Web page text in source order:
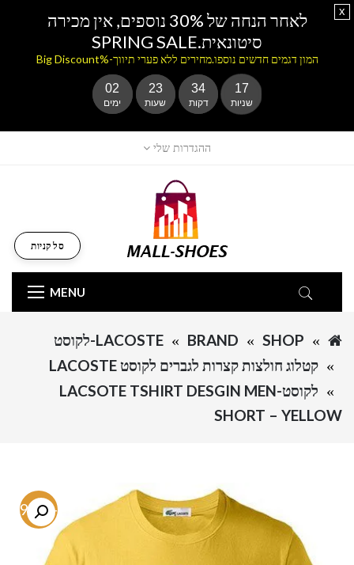
ההגדרות שלי
MENU
סל קניות
SHOP
BRAND
LACOSTE-לקוסט
קטלוג חולצות קצרות לגברים לקוסט LACOSTE
לקוסט-LACSOTE TSHIRT DESGIN MEN
SHORT – YELLOW
-69.1%
לאחר הנחה של 30% נוספים, אין מכירה
סיטונאית.SPRING SALE
המון דגמים חדשים נוספו.מחירים ללא פערי תיווך-%Big Discount
02
ימים
23
שעות
34
דקות
17
שניות
x